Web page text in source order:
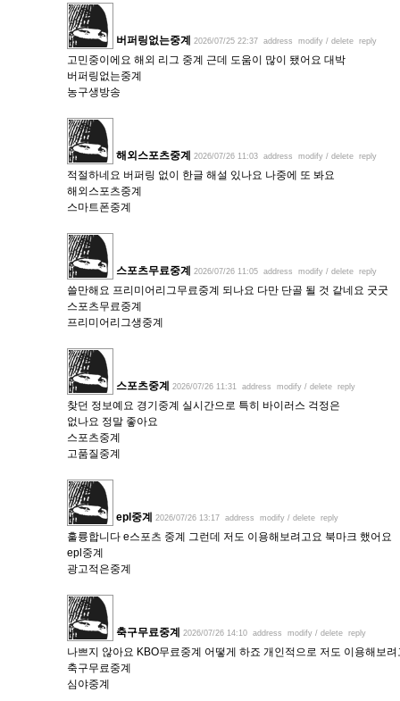
버퍼링없는중계 2026/07/25 22:37 address modify / delete reply
고민중이에요 해외 리그 중계 근데 도움이 많이 됐어요 대박
버퍼링없는중계
농구생방송
해외스포츠중계 2026/07/26 11:03 address modify / delete reply
적절하네요 버퍼링 없이 한글 해설 있나요 나중에 또 봐요
해외스포츠중계
스마트폰중계
스포츠무료중계 2026/07/26 11:05 address modify / delete reply
쓸만해요 프리미어리그무료중계 되나요 다만 단골 될 것 같네요 굿굿
스포츠무료중계
프리미어리그생중계
스포츠중계 2026/07/26 11:31 address modify / delete reply
찾던 정보예요 경기중계 실시간으로 특히 바이러스 걱정은
없나요 정말 좋아요
스포츠중계
고품질중계
epl중계 2026/07/26 13:17 address modify / delete reply
훌륭합니다 e스포츠 중계 그런데 저도 이용해보려고요 북마크 했어요
epl중계
광고적은중계
축구무료중계 2026/07/26 14:10 address modify / delete reply
나쁘지 않아요 KBO무료중계 어떻게 하죠 개인적으로 저도 이용해보
축구무료중계
심야중계